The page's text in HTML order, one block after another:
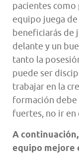
pacientes como
equipo juega
beneficiarás de
delante y un
tanto la
puede ser
trabajar en la
formación debe
fuertes, no ir en
A
equipo mejore